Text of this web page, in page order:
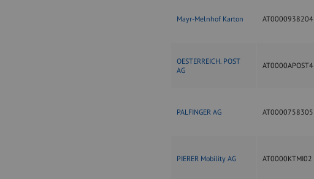
Mayr-Melnhof Karton AT0000938204
OESTERREICH. POST
AG
AT0000APOST4
PALFINGER AG AT0000758305
PIERER Mobility AG AT0000KTMI02